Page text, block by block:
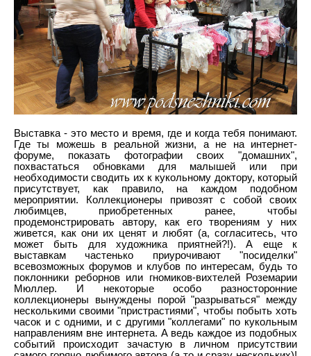
Выставка - это место и время, где и когда тебя понимают.
Где ты можешь в реальной жизни, а не на интернет-
форуме, показать фотографии своих "домашних",
похвастаться обновками для малышей или при
необходимости сводить их к кукольному доктору, который
присутствует, как правило, на каждом подобном
мероприятии. Коллекционеры привозят с собой своих
любимцев, приобретенных ранее, чтобы
продемонстрировать автору, как его творениям у них
живется, как они их ценят и любят (а, согласитесь, что
может быть для художника приятней?!). А еще к
выставкам частенько приурочивают "посиделки"
всевозможных форумов и клубов по интересам, будь то
поклонники реборнов или гномиков-вихтелей Роземарии
Мюллер. И некоторые особо разносторонние
коллекционеры вынуждены порой "разрываться" между
несколькими своими "пристрастиями", чтобы побыть хоть
часок и с одними, и с другими "коллегами" по кукольным
направлениям вне интернета. А ведь каждое из подобных
событий происходит зачастую в личном присутствии